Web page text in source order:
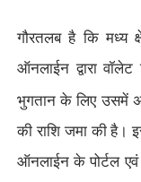
गौरतलब है कि मध्य
ऑनलाईन द्वारा
भुगतान के लिए उसमें
की राशि जमा की है।
ऑनलाईन के पोर्टल